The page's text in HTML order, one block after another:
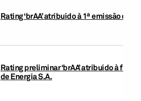
Rating ‘brAA’ atribuído à 1ª emissão de
Rating preliminar ‘brAA’ atribuído à
de Energia S.A.